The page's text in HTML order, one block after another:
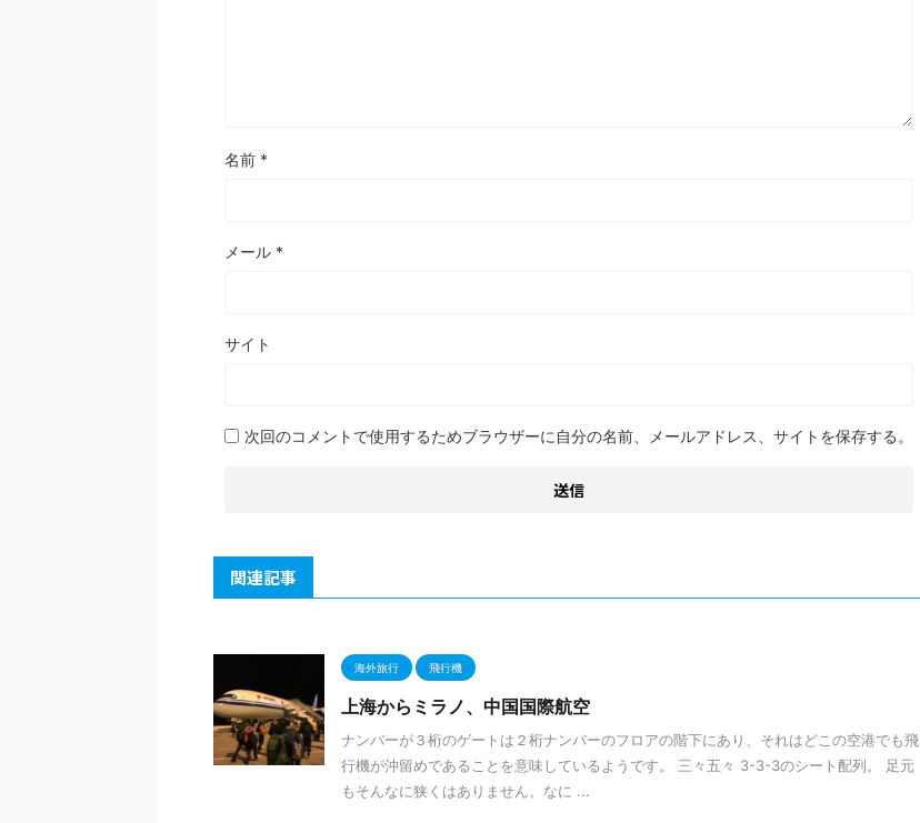
名前 *
メール *
サイト
次回のコメントで使用するためブラウザーに自分の名前、メールアドレス、サイトを保存する。
関連記事
海外旅行 飛行機
上海からミラノ、中国国際航空
ナンバーが３桁のゲートは２桁ナンバーのフロアの階下にあり、それはどこの空港でも飛
行機が沖留めであることを意味しているようです。 三々五々 3-3-3のシート配列。 足元
もそんなに狭くはありません。なに ...